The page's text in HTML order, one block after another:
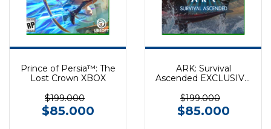
Prince of Persia™: The
Lost Crown XBOX
$199.000
$85.000
ARK: Survival
Ascended EXCLUSIVO
$199.000
$85.000